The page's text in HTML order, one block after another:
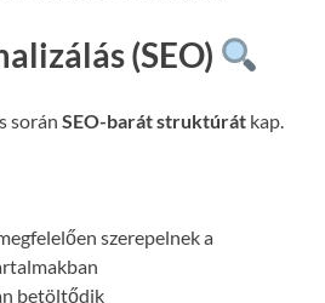
(SEO)
során SEO-barát struktúrát kap.
szerepelnek a
betöltődik